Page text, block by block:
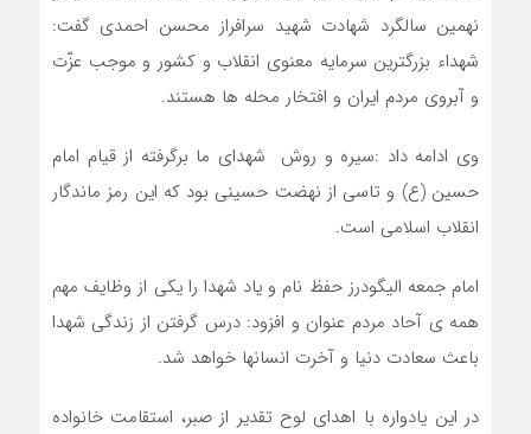
نهمین سالگرد شهادت شهید سرافراز محسن احمدی گفت:
شهداء بزرگترین سرمایه معنوی انقلاب و کشور و موجب عزّت
و آبروی مردم ایران و افتخار محله ها هستند.
وی ادامه داد :سیره و روش شهدای ما برگرفته از قیام امام
حسین (ع) و تاسی از نهضت حسینی بود که این رمز ماندگار
انقلاب اسلامی است.
امام جمعه الیگودرز حفظ نام و یاد شهدا را یکی از وظایف مهم
همه ی آحاد مردم عنوان و افزود: درس گرفتن از زندگی شهدا
باعث سعادت دنیا و آخرت انسانها خواهد شد.
در این یادواره با اهدای لوح تقدیر از صبر، استقامت خانواده